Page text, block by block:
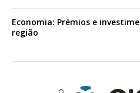
Economia: Prémios e
região